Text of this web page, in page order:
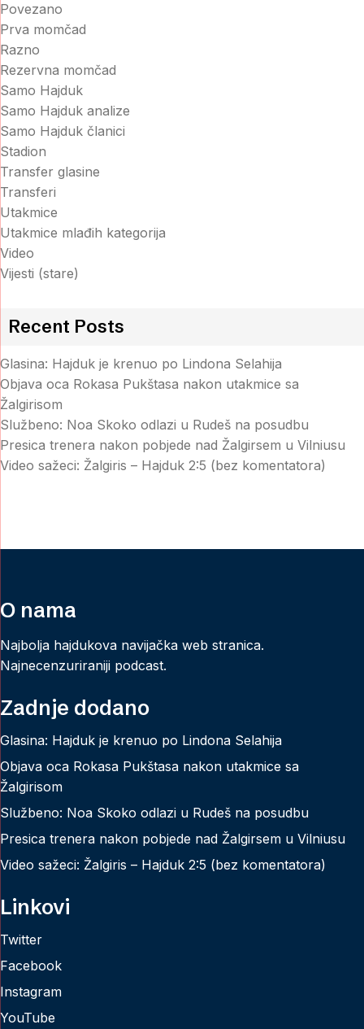
Povezano
Prva momčad
Razno
Rezervna momčad
Samo Hajduk
Samo Hajduk analize
Samo Hajduk članici
Stadion
Transfer glasine
Transferi
Utakmice
Utakmice mlađih kategorija
Video
Vijesti (stare)
Recent Posts
Glasina: Hajduk je krenuo po Lindona Selahija
Objava oca Rokasa Pukštasa nakon utakmice sa
Žalgirisom
Službeno: Noa Skoko odlazi u Rudeš na posudbu
Presica trenera nakon pobjede nad Žalgirsem u Vilniusu
Video sažeci: Žalgiris – Hajduk 2:5 (bez komentatora)
O nama
Najbolja hajdukova navijačka web stranica.
Najnecenzuriraniji podcast.
Zadnje dodano
Glasina: Hajduk je krenuo po Lindona Selahija
Objava oca Rokasa Pukštasa nakon utakmice sa
Žalgirisom
Službeno: Noa Skoko odlazi u Rudeš na posudbu
Presica trenera nakon pobjede nad Žalgirsem u Vilniusu
Video sažeci: Žalgiris – Hajduk 2:5 (bez komentatora)
Linkovi
Twitter
Facebook
Instagram
YouTube